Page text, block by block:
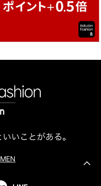
MEN